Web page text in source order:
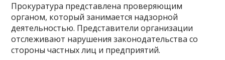
Прокуратура представлена проверяющим
органом, который занимается надзорной
деятельностью. Представители организации
отслеживают нарушения законодательства со
стороны частных лиц и предприятий.